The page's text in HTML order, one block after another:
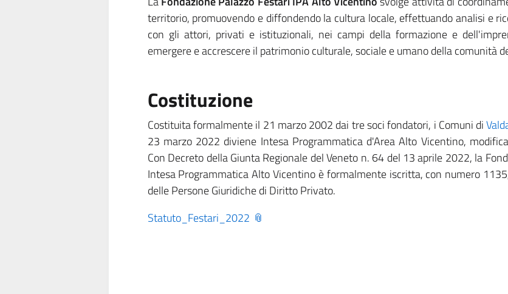
territorio, promuovendo e diffondendo la cultura locale, effettuando analisi e
con gli attori, privati e istituzionali, nei campi della formazione e
emergere e accrescere il patrimonio culturale, sociale e umano della comunità
Costituzione
Costituita formalmente il 21 marzo 2002 dai tre soci fondatori, i Comuni di
23 marzo 2022 diviene Intesa Programmatica d'Area Alto Vicentino,
Con Decreto della Giunta Regionale del Veneto n. 64 del 13 aprile 2022, la
Intesa Programmatica Alto Vicentino è formalmente iscritta, con numero
delle Persone Giuridiche di Diritto Privato.
Statuto_Festari_2022